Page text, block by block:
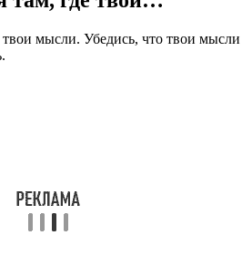
мысли. Убедись, что твои мысли